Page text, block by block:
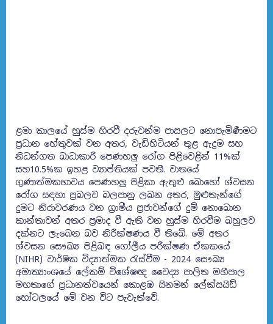
ළමා කාලයේ හුස්ම හිරවී දරුවන්ම පාසලට නොපැමිණීමට
ප්‍රධාන හේතුවක් වන අතර, වැඩිහිටියන් තුළ ඇදුම සහ
නිධන්ගත බාධාකාරී පෙණහලු රෝග පිළිවෙළින් 11%ක්
සහ10.5%ක ඉහළ ව්‍යාප්තියක් පවතී. වාතයේ
ගුණාත්මකභාවය පෙණහලු පිළිකා ඇතුළු බොහෝ ශ්වසන
රෝග සඳහා ප්‍රබලව බලපානු ලබන අතර, මුළුතැන්ගේ
දුමට නිරාවරණය වන ග්‍රාමීය ප්‍රජාවන්ගේ දුම් නොබොන
කාන්තාවන් අතර ප්‍රමාද වී ඇති වන හුස්ම හිරවීම බහුලව
දක්නට ලැබෙන බව නිරීක්ෂණය වී තිබේ. මේ අතර
ශ්වසන සෞඛ්‍ය පිළිබඳ ගෝලීය පරීක්ෂණ ඒකකයේ
(NIHR) වාර්ෂික විද්‍යාත්මක රැස්වීම - 2024 සෞඛ්‍ය
අමාත්‍යාංශයේ ලේකම් විශේෂඥ වෛද්‍ය පාලිත මහීපාල
මහතාගේ ප්‍රධානත්වයෙන් කොළඹ සිනමන් ලේක්සයිඩ්
හෝටලයේ මේ වන විට පැවැත්වේ.